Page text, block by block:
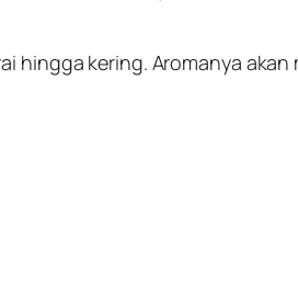
hingga kering. Aromanya akan